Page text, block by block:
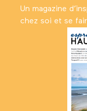
Un magazine
chez soi et se